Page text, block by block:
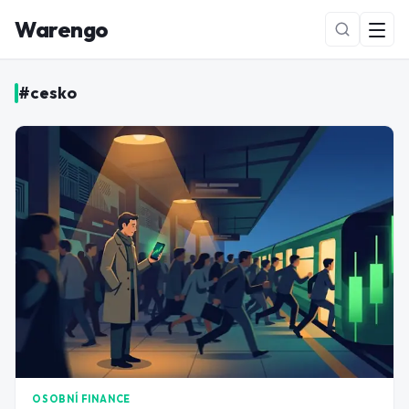
Warengo
NOVÉ
#cesko
OSOBNÍ FINANCE